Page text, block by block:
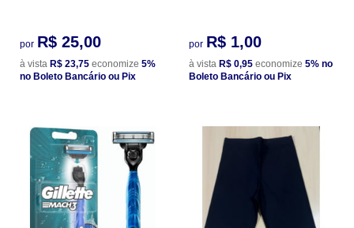
por R$ 25,00
à vista R$ 23,75 economize 5%
no Boleto Bancário ou Pix
por R$ 1,00
à vista R$ 0,95 economize 5% no
Boleto Bancário ou Pix